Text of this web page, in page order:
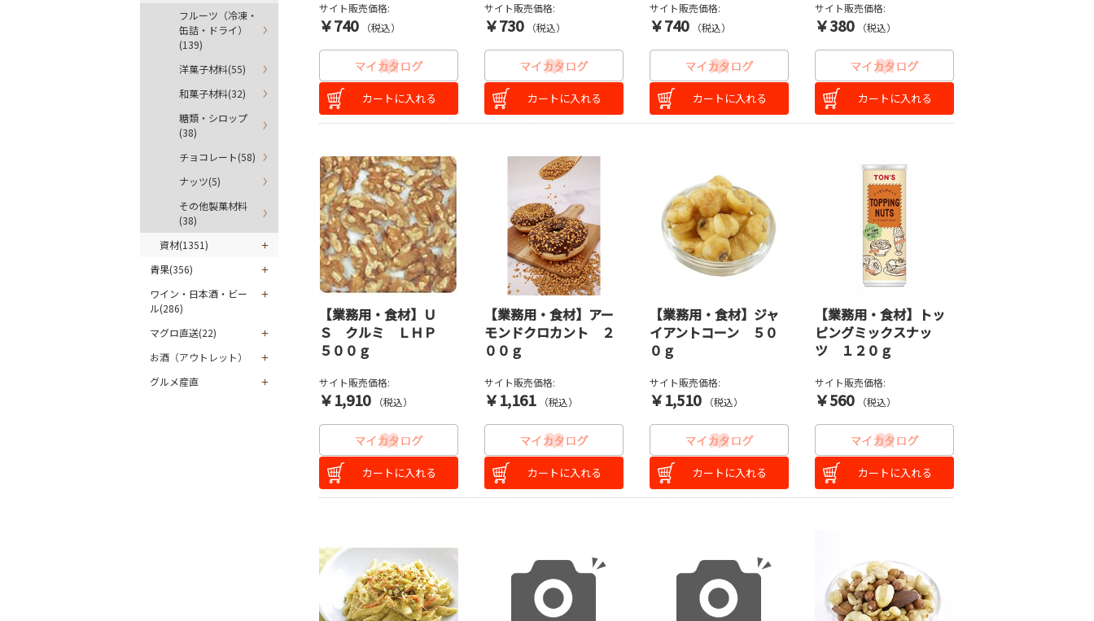
サイト販売価格:
￥740 （税込）
カートに入れる
サイト販売価格:
￥730 （税込）
カートに入れる
サイト販売価格:
￥740 （税込）
カートに入れる
サイト販売価格:
￥380 （税込）
カートに入れる
【業務用・食材】Ｕ
Ｓ クルミ ＬＨＰ
５００ｇ
サイト販売価格:
￥1,910 （税込）
カートに入れる
【業務用・食材】アー
モンドクロカント ２
００ｇ
サイト販売価格:
￥1,161 （税込）
カートに入れる
【業務用・食材】ジャ
イアントコーン ５０
０ｇ
サイト販売価格:
￥1,510 （税込）
カートに入れる
【業務用・食材】トッ
ピングミックスナッ
ツ １２０ｇ
サイト販売価格:
￥560 （税込）
カートに入れる
フルーツ（冷凍・
缶詰・ドライ）
(139)
洋菓子材料(55)
和菓子材料(32)
糖類・シロップ
(38)
チョコレート(58)
ナッツ(5)
その他製菓材料
(38)
資材(1351)
青果(356)
ワイン・日本酒・ビー
ル(286)
マグロ直送(22)
お酒（アウトレット）
グルメ産直